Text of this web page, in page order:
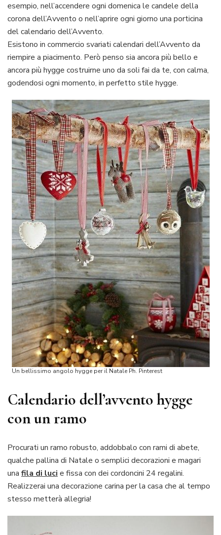
esempio, nell’accendere ogni domenica le candele della
corona dell’Avvento o nell’aprire ogni giorno una porticina
del calendario dell’Avvento.
Esistono in commercio svariati calendari dell’Avvento da
riempire a piacimento. Però penso sia ancora più bello e
ancora più hygge costruirne uno da soli fai da te, con calma,
godendosi ogni momento, in perfetto stile hygge.
Un bellissimo angolo hygge per il Natale Ph. Pinterest
Calendario dell’avvento hygge
con un ramo
Procurati un ramo robusto, addobbalo con rami di abete,
qualche pallina di Natale o semplici decorazioni e magari
una fila di luci e fissa con dei cordoncini 24 regalini.
Realizzerai una decorazione carina per la casa che al tempo
stesso metterà allegria!